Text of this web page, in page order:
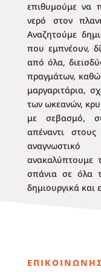
επιθυμούμε να
νερό στον
Αναζητούμε
που εμπνέουν,
από όλα,
πραγμάτων,
μαργαριτάρια,
των ωκεανών,
με σεβασμό,
απέναντι
ανακαλύπτουμε
σπάνια σε όλα
δημιουργικά